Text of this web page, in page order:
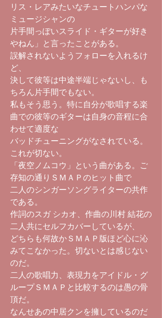
リス・レアみたいなチュートハンパな
ミュージシャンの
片手間っぽいスライド・ギターが好き
やねん」と言ったことがある。
誤解されないようフォローを入れるけ
ど、
決して彼等は中途半端じゃないし、も
ちろん片手間でもない。
私もそう思う。特に自分が歌唱する楽
曲での彼等のギターは自身の音程に合
わせて適度な
バッドチューニングがなされている。
これが切ない。
「夜空ノムコウ」という曲がある。ご
存知の通りＳＭＡＰのヒット曲で
二人のシンガーソングライターの共作
である。
作詞のスガ シカオ、作曲の川村 結花の
二人共にセルフカバーしているが、
どちらも何故かＳＭＡＰ版ほど心に沁
みてこなかった。切ないとは感じない
のだ。
二人の歌唱力、表現力をアイドル・グ
ループＳＭＡＰと比較するのは愚の骨
頂だ。
なんせあの中居クンを擁しているのだ